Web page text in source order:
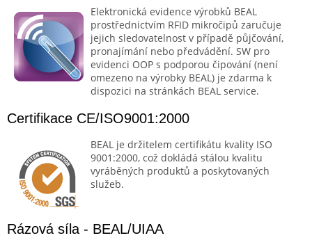
Elektronická evidence výrobků BEAL
prostřednictvím RFID mikročipů zaručuje
jejich sledovatelnost v případě půjčování,
pronajímání nebo předvádění. SW pro
evidenci OOP s podporou čipování (není
omezeno na výrobky BEAL) je zdarma k
dispozici na stránkách BEAL service.
Certifikace CE/ISO9001:2000
BEAL je držitelem certifikátu kvality ISO
9001:2000, což dokládá stálou kvalitu
vyráběných produktů a poskytovaných
služeb.
Rázová síla - BEAL/UIAA